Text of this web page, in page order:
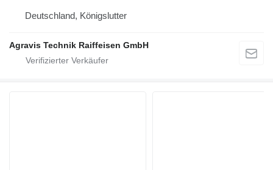
Deutschland, Königslutter
Agravis Technik Raiffeisen GmbH